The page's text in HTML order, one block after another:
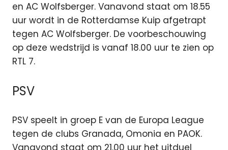
en AC Wolfsberger. Vanavond staat om 18.55
uur wordt in de Rotterdamse Kuip afgetrapt
tegen AC Wolfsberger. De voorbeschouwing
op deze wedstrijd is vanaf 18.00 uur te zien op
RTL 7.
PSV
PSV speelt in groep E van de Europa League
tegen de clubs Granada, Omonia en PAOK.